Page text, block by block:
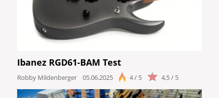
Ibanez RGD61-BAM Test
Robby Mildenberger 05.06.2025 4 / 5 4,5 / 5